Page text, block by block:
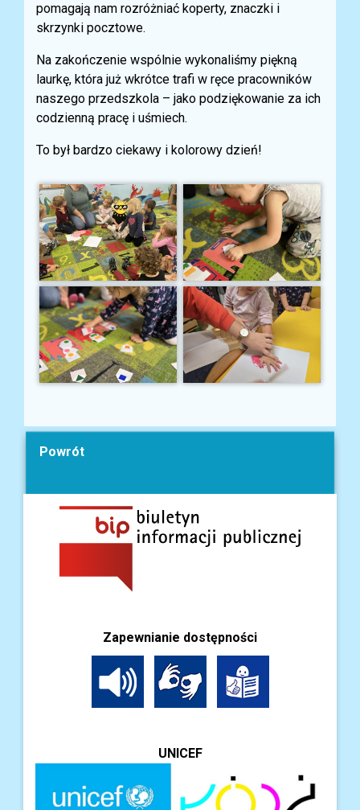
pomagają nam rozróżniać koperty, znaczki i
skrzynki pocztowe.
Na zakończenie wspólnie wykonaliśmy piękną
laurkę, która już wkrótce trafi w ręce pracowników
naszego przedszkola – jako podziękowanie za ich
codzienną pracę i uśmiech.
To był bardzo ciekawy i kolorowy dzień!
Powrót
Zapewnianie dostępności
UNICEF